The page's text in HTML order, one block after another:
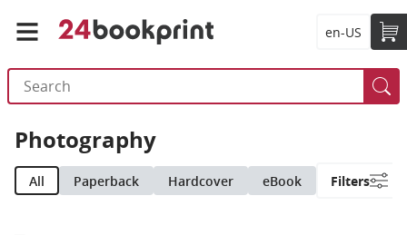
en-US
Photography
All Paperback Hardcover eBook Filters